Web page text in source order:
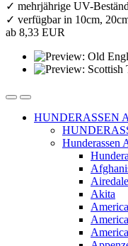
✓ mehrjährige UV-
✓ verfügbar in 10cm,
ab 8,33 EUR
HUNDERASSEN
Hunderassen
Akita